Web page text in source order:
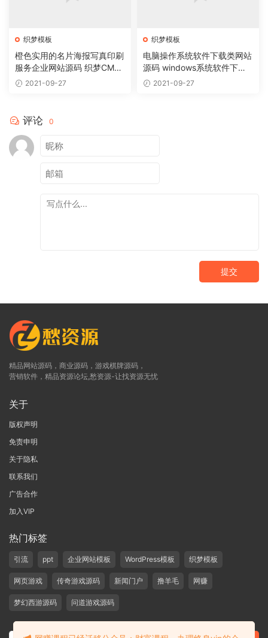
织梦模板
橙色实用的名片海报写真印刷
服务企业网站源码 织梦CMS
模板2021-09-27
织梦模板
电脑操作系统软件下载类网站
源码 windows系统软件下载
网站织梦模板
2021-09-27
评论 0
提交
精品网站源码，商业源码，游戏棋牌源码，
营销软件，精品资源论坛,愁资源-让找资源无忧
关于
版权声明
免责申明
关于隐私
联系我们
广告合作
加入VIP
热门标签
引流 ppt 企业网站模板 WordPress模板 织梦模板
网页游戏 传奇游戏源码 新闻门户 撸羊毛 网赚
梦幻西游源码 问道游戏源码